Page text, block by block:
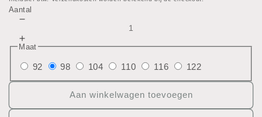
Aantal
verlagen
voor
Broekpak
Aantal
voor
Broekpak
Maat
92 98 104 110 116 122
Aan winkelwagen toevoegen